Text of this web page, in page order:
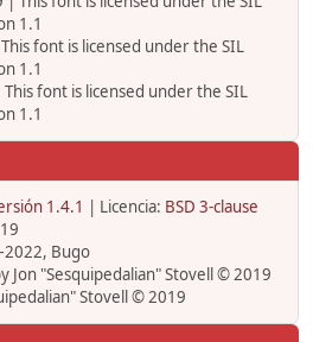
1.1
font is licensed under the SIL
1.1
font is licensed under the SIL
1.1
1.4.1 | Licencia: BSD 3-clause
Bugo
Jon "Sesquipedalian" Stovell © 2019
Stovell © 2019